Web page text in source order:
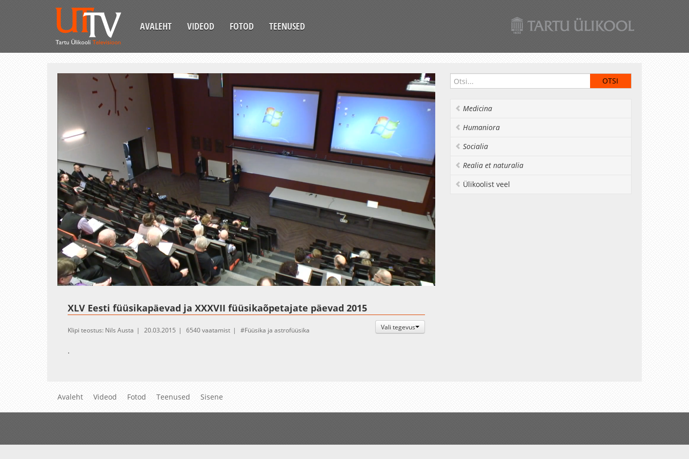
AVALEHT VIDEOD FOTOD TEENUSED
Unmute Loaded
5.32%
Esituskiirused
Auto
XLV Eesti füüsikapäevad ja XXXVII füüsikaõpetajate päevad 2015
Vali tegevus
Klipi teostus: Nils Austa 20.03.2015 6540 vaatamist Füüsika ja astrofüüsika
.
Medicina
Humaniora
Socialia
Realia et naturalia
Ülikoolist veel
Avaleht Videod Fotod Teenused Sisene